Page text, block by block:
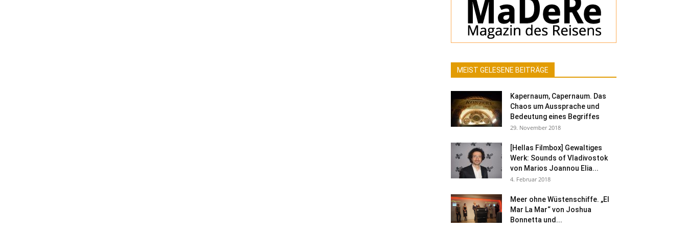
MEIST GELESENE BEITRÄGE
Kapernaum, Capernaum. Das
Chaos um Aussprache und
Bedeutung eines Begriffes
29. November 2018
[Hellas Filmbox] Gewaltiges
Werk: Sounds of Vladivostok
von Marios Joannou Elia...
4. Februar 2018
Meer ohne Wüstenschiffe. „El
Mar La Mar“ von Joshua
Bonnetta und...